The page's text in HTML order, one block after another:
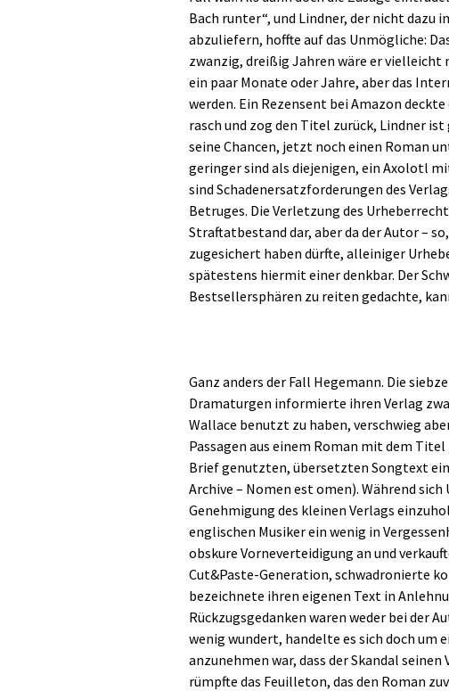
Bach runter“, und Lindner, der nicht dazu
abzuliefern, hoffte auf das Unmögliche:
zwanzig, dreißig Jahren wäre er
ein paar Monate oder Jahre, aber das
werden. Ein Rezensent bei Amazon
rasch und zog den Titel zurück, Lindner
seine Chancen, jetzt noch einen Roman
geringer sind als diejenigen, ein Axolotl
sind Schadenersatzforderungen des
Betruges. Die Verletzung des
Straftatbestand dar, aber da der Autor –
zugesichert haben dürfte, alleiniger
spätestens hiermit einer denkbar. Der
Bestsellersphären zu reiten gedachte,
Ganz anders der Fall Hegemann. Die
Dramaturgen informierte ihren Verlag
Wallace benutzt zu haben, verschwieg
Passagen aus einem Roman mit dem Titel
Brief genutzten, übersetzten Songtext
Archive – Nomen est omen). Während
Genehmigung des kleinen Verlags
englischen Musiker ein wenig in
obskure Vorneverteidigung an und
Cut&Paste-Generation, schwadronierte
bezeichnete ihren eigenen Text in
Rückzugsgedanken waren weder bei der
wenig wundert, handelte es sich doch um
anzunehmen war, dass der Skandal
rümpfte das Feuilleton, das den Roman